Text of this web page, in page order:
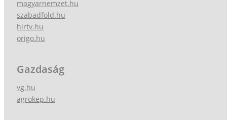
magyarnemzet.hu
szabadfold.hu
hirtv.hu
origo.hu
Gazdaság
vg.hu
agrokep.hu